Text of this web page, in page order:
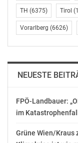
danach nicht
Aktuelle
Updates werden
stadt wien
Telefon: +43 676
E-Mail:
TH (6375) Tirol
Vorarlberg (6626)
NEUESTE
FPÖ-Landbauer:
im
Grüne Wien/Kraus